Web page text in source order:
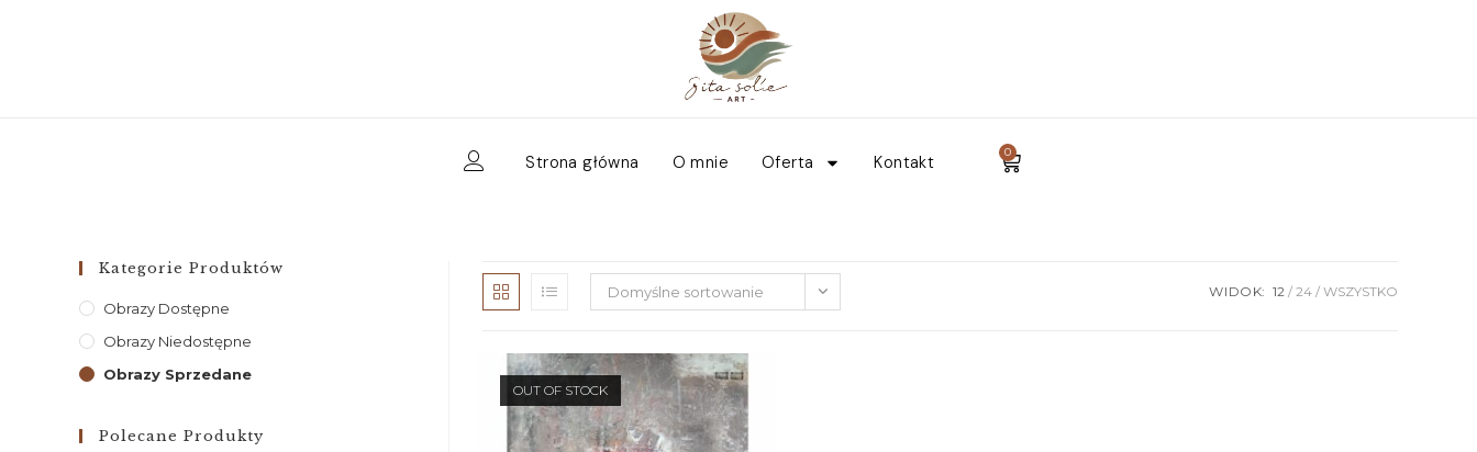
Strona główna O mnie Oferta Kontakt 0
Domyślne sortowanie WIDOK: 12 24 WSZYSTKO
OUT OF STOCK
Kategorie Produktów
Obrazy Dostępne
Obrazy Niedostępne
Obrazy Sprzedane
Polecane Produkty